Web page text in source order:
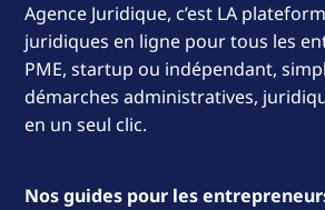
Agence Juridique, c’est LA
juridiques en ligne pour tous les
PME, startup ou indépendant,
démarches administratives,
en un seul clic.
Nos guides pour les